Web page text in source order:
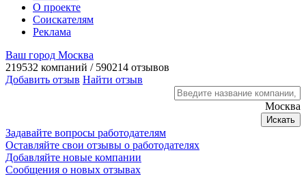
О проекте
Соискателям
Реклама
Ваш город Москва
219532 компаний / 590214 отзывов
Добавить отзыв Найти отзыв
Москва
Искать
Задавайте вопросы работодателям
Оставляйте свои отзывы о работодателях
Добавляйте новые компании
Сообщения о новых отзывах